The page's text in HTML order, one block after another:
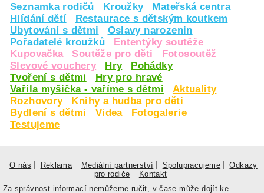
Seznamka rodičů Kroužky
Mateřská centra
Hlídání dětí
Restaurace s dětským koutkem
Ubytování s dětmi
Oslavy narozenin
Pořadatelé kroužků
Ententýky soutěže
Kupovačka
Soutěže pro děti
Fotosoutěž
Slevové vouchery
Hry
Pohádky
Tvoření s dětmi
Hry pro hravé
Vařila myšička - vaříme s dětmi
Aktuality
Rozhovory
Knihy a hudba pro děti
Bydlení s dětmi
Videa
Fotogalerie
Testujeme
O nás Reklama Mediální partnerství Spolupracujeme
Odkazy
pro rodiče
Kontakt
Za správnost informací nemůžeme ručit, v čase může dojít ke